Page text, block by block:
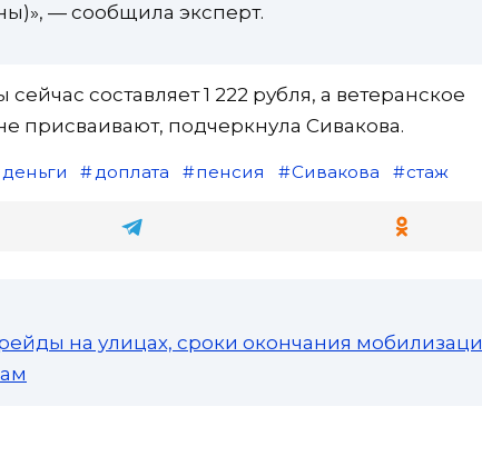
— сообщила эксперт.
составляет 1 222 рубля, а ветеранское
присваивают, подчеркнула Сивакова.
деньги доплата пенсия Сивакова стаж
на улицах, сроки окончания